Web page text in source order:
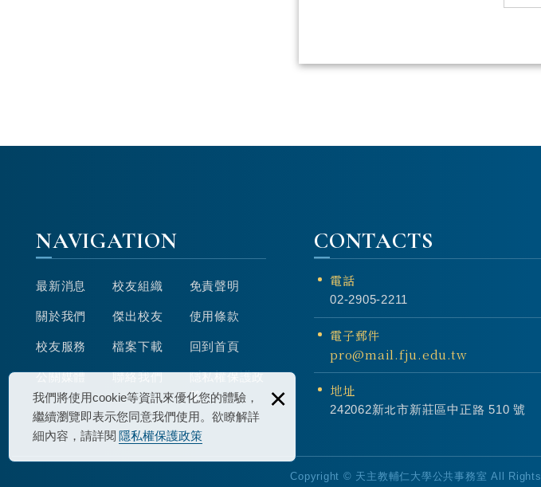
我們將使用cookie等資訊來優化您的體驗，
繼續瀏覽即表示您同意我們使用。欲瞭解詳
細內容，請詳閱 隱私權保護政策
×
NAVIGATION
最新消息
關於我們
校友服務
公關媒體
校友組織
傑出校友
檔案下載
聯絡我們
免責聲明
使用條款
回到首頁
隱私權保護政
策
CONTACTS
電話
02-2905-2211
電子郵件
pro@mail.fju.edu.tw
地址
242062新北市新莊區中正路 510 號
Copyright © 天主教輔仁大學公共事務室 All